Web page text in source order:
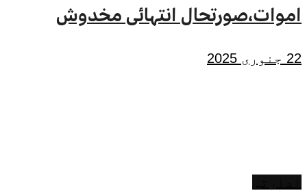
اموات،صورتحال انتہائی مخدوش
22 جنوری 2025